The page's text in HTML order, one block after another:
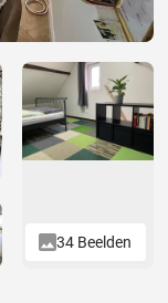
34 Beelden